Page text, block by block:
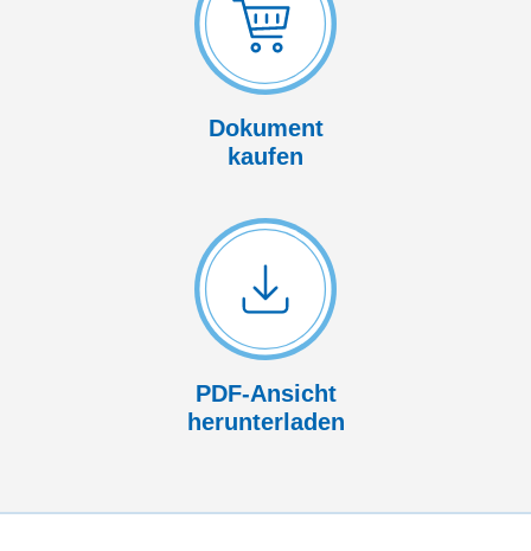
Dokument
kaufen
PDF-Ansicht
herunterladen